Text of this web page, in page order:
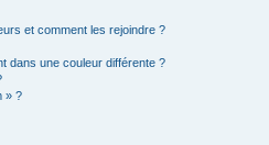
et comment les rejoindre ?
dans une couleur différente ?
» ?